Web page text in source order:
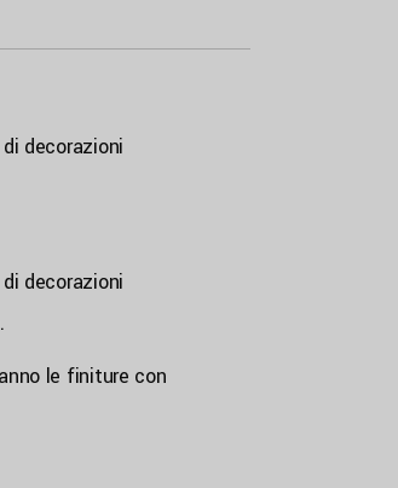
decorazioni
decorazioni
le finiture con